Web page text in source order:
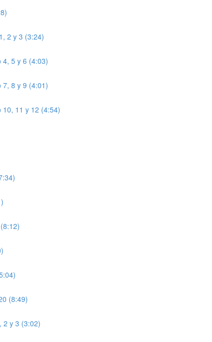
2 y 3 (3:24)
4, 5 y 6 (4:03)
7, 8 y 9 (4:01)
10, 11 y 12 (4:54)
(8:49)
2 y 3 (3:02)